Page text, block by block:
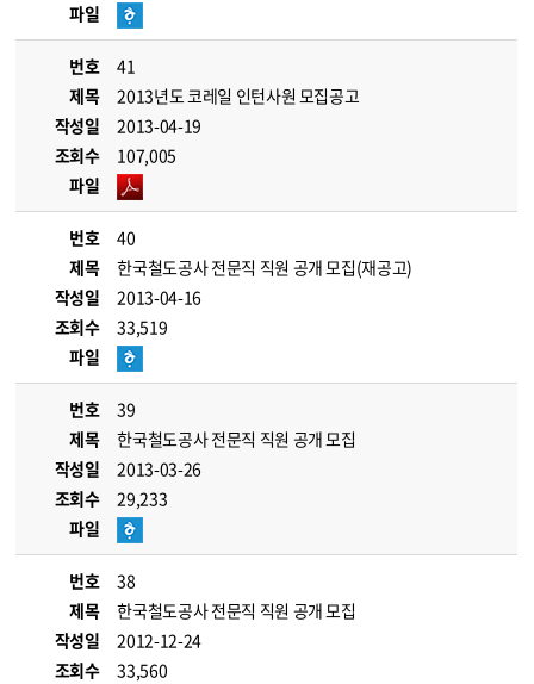
파일
번호
41
제목
2013년도 코레일 인턴사원 모집공고
작성일
2013-04-19
조회수
107,005
파일
번호
40
제목
한국철도공사 전문직 직원 공개 모집(재공고)
작성일
2013-04-16
조회수
33,519
파일
번호
39
제목
한국철도공사 전문직 직원 공개 모집
작성일
2013-03-26
조회수
29,233
파일
번호
38
제목
한국철도공사 전문직 직원 공개 모집
작성일
2012-12-24
조회수
33,560